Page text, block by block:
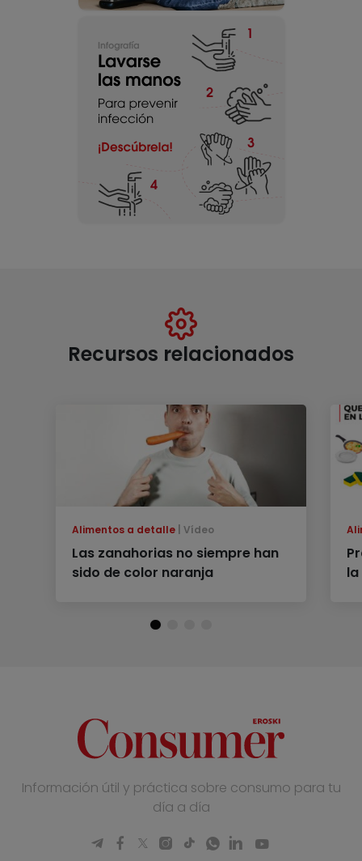
Recursos relacionados
Alimentos a detalle Vídeo
Las zanahorias no siempre han
sido de color naranja
Información útil y práctica sobre consumo para tu
día a día